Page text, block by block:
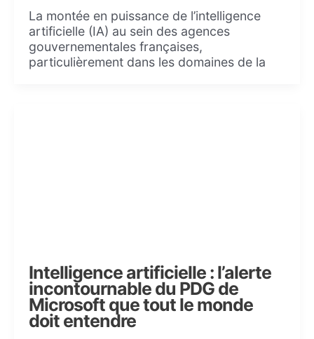
La montée en puissance de l’intelligence
artificielle (IA) au sein des agences
gouvernementales françaises,
particulièrement dans les domaines de la
Intelligence artificielle : l’alerte
incontournable du PDG de
Microsoft que tout le monde
doit entendre